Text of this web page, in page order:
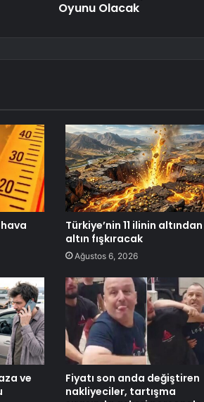
Oyunu Olacak
Türkiye’nin 11 ilinin altından
altın fışkıracak
Ağustos 6, 2026
ve
Fiyatı son anda değiştiren
nakliyeciler, tartışma